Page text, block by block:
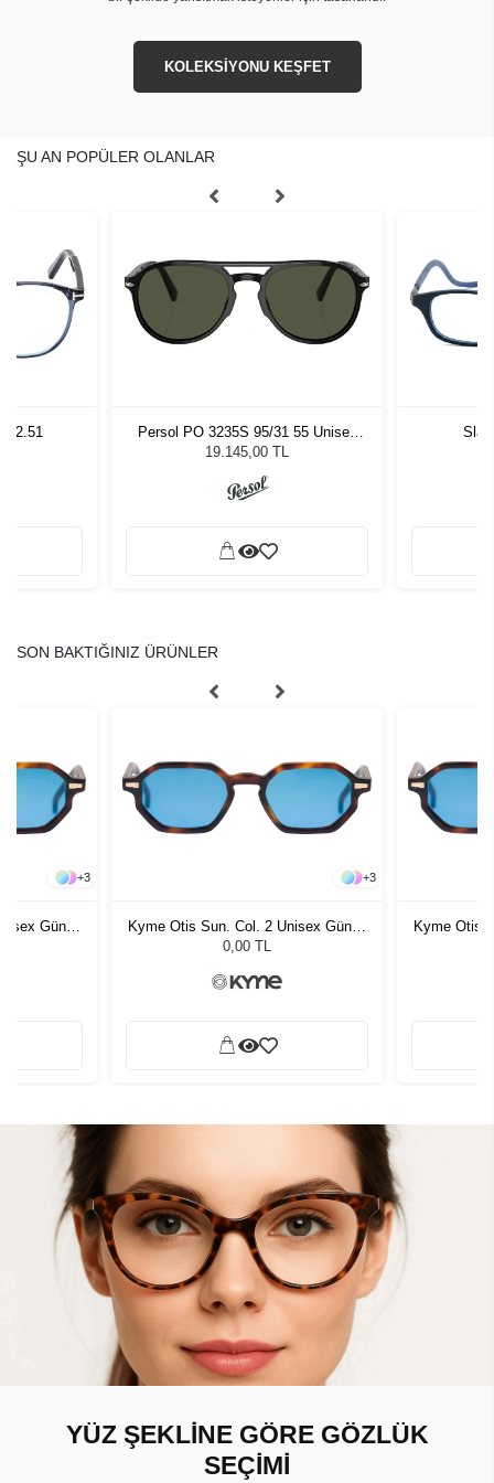
KOLEKSİYONU KEŞFET
ŞU AN POPÜLER OLANLAR
02.51
Persol PO 3235S 95/31 55 Unisex
Güneş Gözlüğü
19.145,00 TL
SON BAKTIĞINIZ ÜRÜNLER
+3
Güneş
+3
Kyme Otis Sun. Col. 2 Unisex Güneş
Gözlüğü
0,00 TL
Kyme Otis
YÜZ ŞEKLİNE GÖRE GÖZLÜK
SEÇİMİ